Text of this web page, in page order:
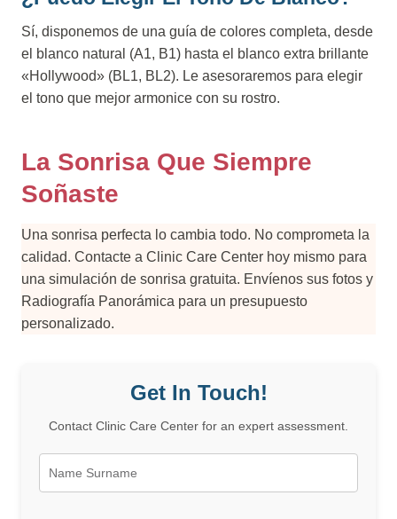
Sí, disponemos de una guía de colores completa, desde
el blanco natural (A1, B1) hasta el blanco extra brillante
«Hollywood» (BL1, BL2). Le asesoraremos para elegir
el tono que mejor armonice con su rostro.
La Sonrisa Que Siempre
Soñaste
Una sonrisa perfecta lo cambia todo. No comprometa la
calidad. Contacte a Clinic Care Center hoy mismo para
una simulación de sonrisa gratuita. Envíenos sus fotos y
Radiografía Panorámica para un presupuesto
personalizado.
Get In Touch!
Contact Clinic Care Center for an expert assessment.